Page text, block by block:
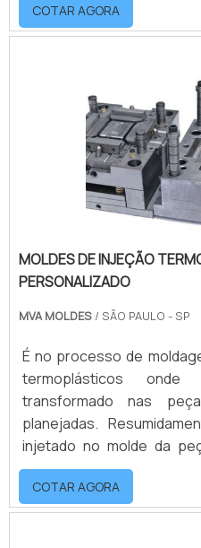
devem garantir boa
áreas que mais fazem
detalhes sobre o
injeção possuem uma
capazes de r.
COTAR AGORA
MOLDES DE INJEÇÃO
PERSONALIZADO
MVA MOLDES / SÃO PAULO - SP
É no processo de
termoplásticos
transformado nas
planejadas.
injetado no molde da
Após resfriar-se, em
paredes frias do molde, o
se e adquire a
COTAR AGORA